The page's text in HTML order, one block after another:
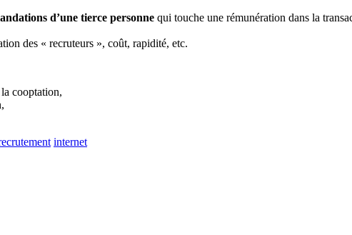
d’une tierce personne qui touche une rémunération dans la
des « recruteurs », coût, rapidité, etc.
cooptation,
internet